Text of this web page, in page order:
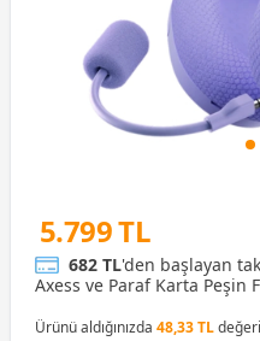
5.799 TL
682 TL'den başlayan
Axess ve Paraf Karta Peşin
Ürünü aldığınızda 48,33 TL